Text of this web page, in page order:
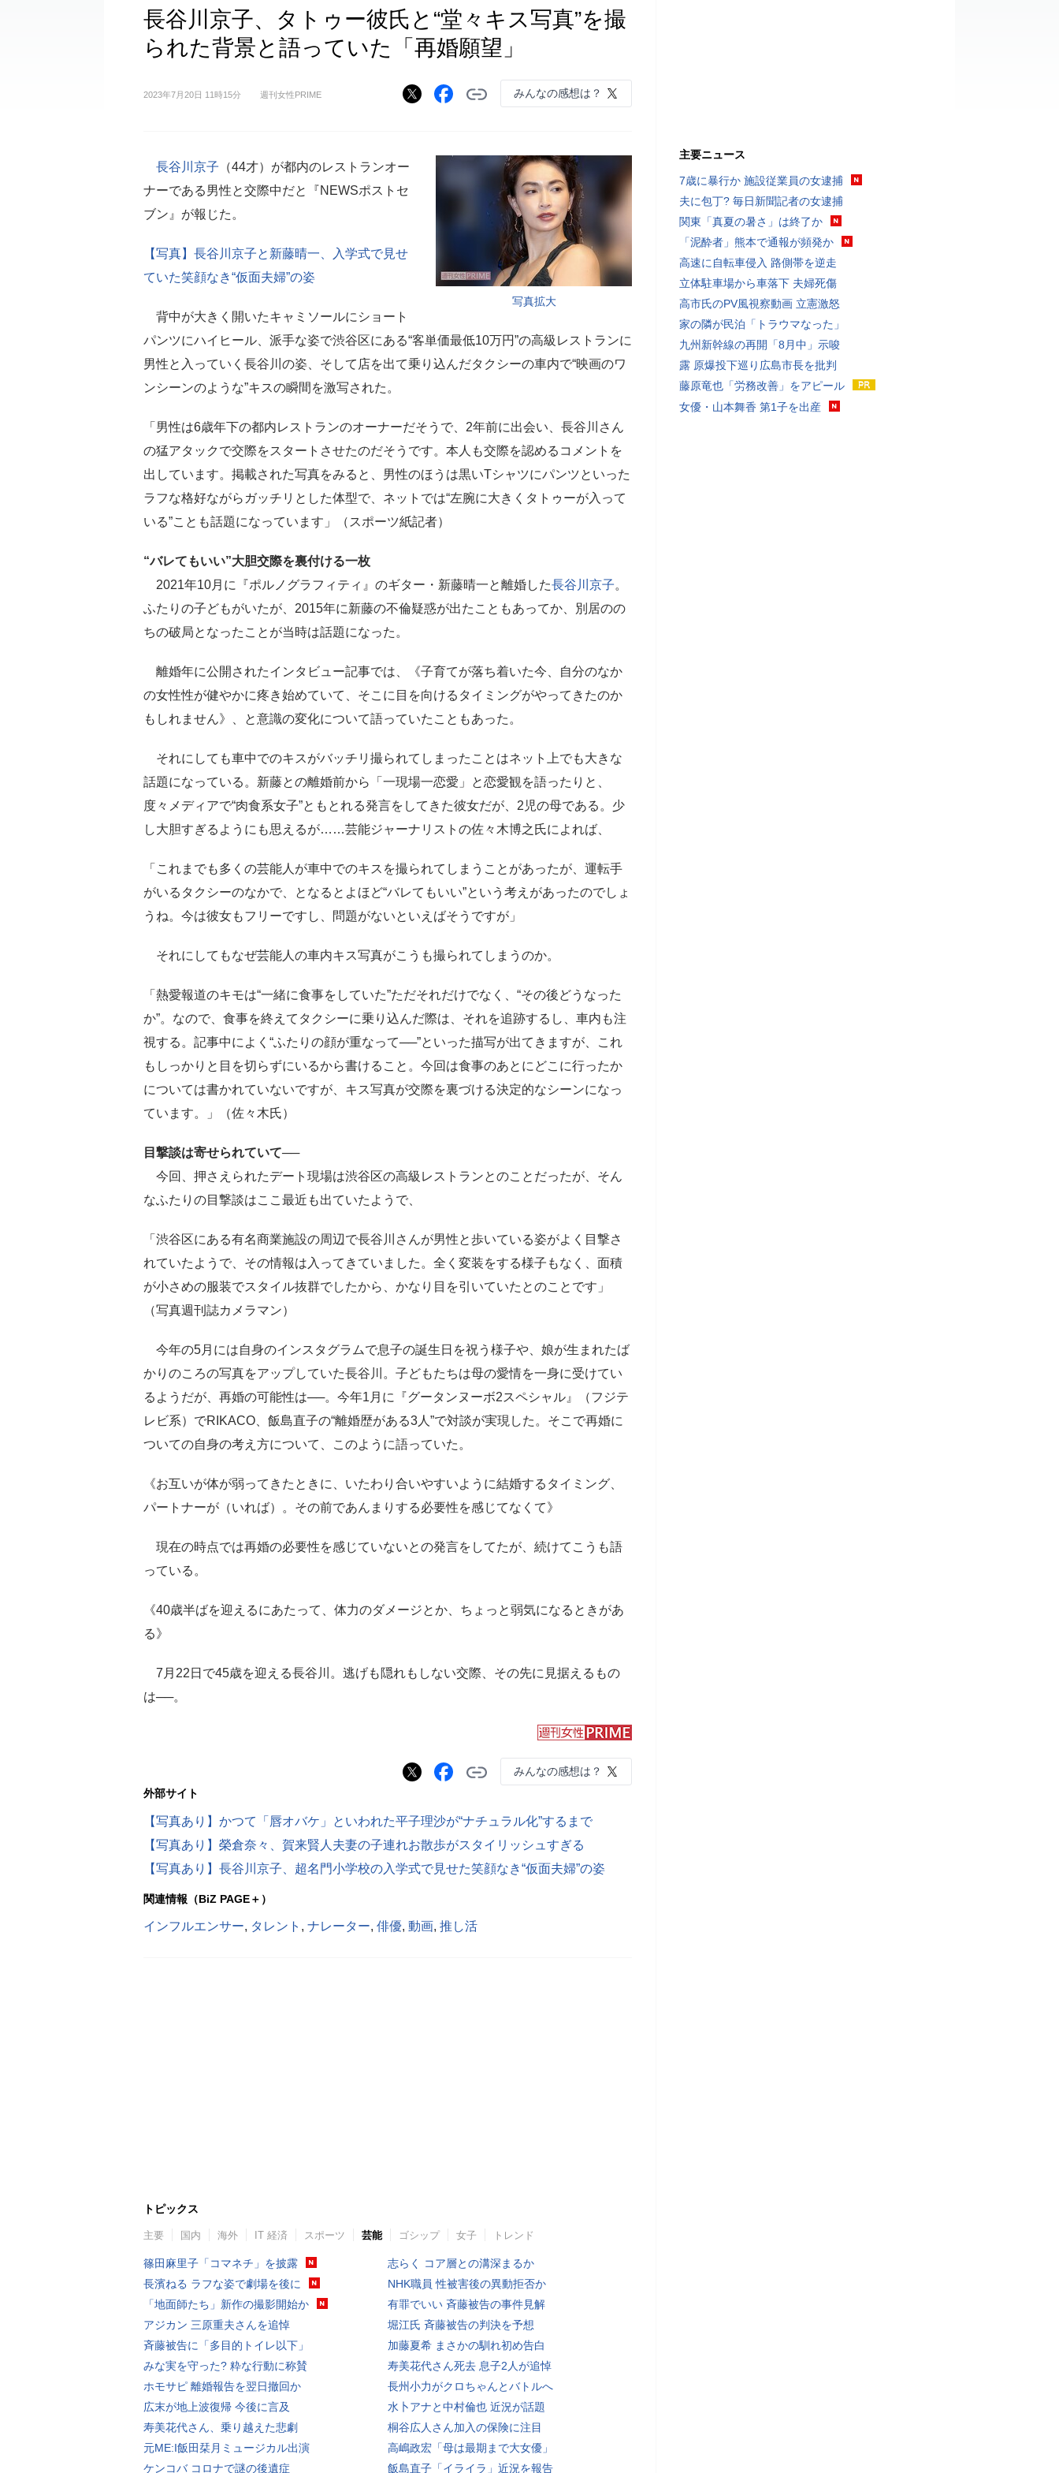
長谷川京子、タトゥー彼氏と“堂々キス写真”を撮
られた背景と語っていた「再婚願望」
2023年7月20日 11時15分 週刊女性PRIME みんなの感想は？
写真拡大
長谷川京子 （44才）が都内のレストランオー
ナーである男性と交際中だと『NEWSポストセ
ブン』が報じた。
【写真】長谷川京子と新藤晴一、入学式で見せ
ていた笑顔なき“仮面夫婦”の姿
背中が大きく開いたキャミソールにショート
パンツにハイヒール、派手な姿で渋谷区にある“客単価最低10万円”の高級レストランに
男性と入っていく長谷川の姿、そして店を出て乗り込んだタクシーの車内で“映画のワ
ンシーンのような”キスの瞬間を激写された。
「男性は6歳年下の都内レストランのオーナーだそうで、2年前に出会い、長谷川さん
の猛アタックで交際をスタートさせたのだそうです。本人も交際を認めるコメントを
出しています。掲載された写真をみると、男性のほうは黒いTシャツにパンツといった
ラフな格好ながらガッチリとした体型で、ネットでは“左腕に大きくタトゥーが入って
いる”ことも話題になっています」（スポーツ紙記者）
“バレてもいい”大胆交際を裏付ける一枚
2021年10月に『ポルノグラフィティ』のギター・新藤晴一と離婚した長谷川京子。
ふたりの子どもがいたが、2015年に新藤の不倫疑惑が出たこともあってか、別居のの
ちの破局となったことが当時は話題になった。
離婚年に公開されたインタビュー記事では、《子育てが落ち着いた今、自分のなか
の女性性が健やかに疼き始めていて、そこに目を向けるタイミングがやってきたのか
もしれません》、と意識の変化について語っていたこともあった。
それにしても車中でのキスがバッチリ撮られてしまったことはネット上でも大きな
話題になっている。新藤との離婚前から「一現場一恋愛」と恋愛観を語ったりと、
度々メディアで“肉食系女子”ともとれる発言をしてきた彼女だが、2児の母である。少
し大胆すぎるようにも思えるが……芸能ジャーナリストの佐々木博之氏によれば、
「これまでも多くの芸能人が車中でのキスを撮られてしまうことがあったが、運転手
がいるタクシーのなかで、となるとよほど“バレてもいい”という考えがあったのでしょ
うね。今は彼女もフリーですし、問題がないといえばそうですが」
それにしてもなぜ芸能人の車内キス写真がこうも撮られてしまうのか。
「熱愛報道のキモは“一緒に食事をしていた”ただそれだけでなく、“その後どうなった
か”。なので、食事を終えてタクシーに乗り込んだ際は、それを追跡するし、車内も注
視する。記事中によく“ふたりの顔が重なって──”といった描写が出てきますが、これ
もしっかりと目を切らずにいるから書けること。今回は食事のあとにどこに行ったか
については書かれていないですが、キス写真が交際を裏づける決定的なシーンになっ
ています。」（佐々木氏）
目撃談は寄せられていて──
今回、押さえられたデート現場は渋谷区の高級レストランとのことだったが、そん
なふたりの目撃談はここ最近も出ていたようで、
「渋谷区にある有名商業施設の周辺で長谷川さんが男性と歩いている姿がよく目撃さ
れていたようで、その情報は入ってきていました。全く変装をする様子もなく、面積
が小さめの服装でスタイル抜群でしたから、かなり目を引いていたとのことです」
（写真週刊誌カメラマン）
今年の5月には自身のインスタグラムで息子の誕生日を祝う様子や、娘が生まれたば
かりのころの写真をアップしていた長谷川。子どもたちは母の愛情を一身に受けてい
るようだが、再婚の可能性は──。今年1月に『グータンヌーボ2スペシャル』（フジテ
レビ系）でRIKACO、飯島直子の“離婚歴がある3人”で対談が実現した。そこで再婚に
ついての自身の考え方について、このように語っていた。
《お互いが体が弱ってきたときに、いたわり合いやすいように結婚するタイミング、
パートナーが（いれば）。その前であんまりする必要性を感じてなくて》
現在の時点では再婚の必要性を感じていないとの発言をしてたが、続けてこうも語
っている。
《40歳半ばを迎えるにあたって、体力のダメージとか、ちょっと弱気になるときがあ
る》
7月22日で45歳を迎える長谷川。逃げも隠れもしない交際、その先に見据えるもの
は──。
みんなの感想は？
外部サイト
【写真あり】かつて「唇オバケ」といわれた平子理沙が“ナチュラル化”するまで
【写真あり】榮倉奈々、賀来賢人夫妻の子連れお散歩がスタイリッシュすぎる
【写真あり】長谷川京子、超名門小学校の入学式で見せた笑顔なき“仮面夫婦”の姿
関連情報（BiZ PAGE＋）
インフルエンサー, タレント , ナレーター, 俳優, 動画, 推し活
トピックス
主要 国内 海外 IT 経済 スポーツ 芸能 ゴシップ 女子 トレンド
篠田麻里子「コマネチ」を披露
長濱ねる ラフな姿で劇場を後に
「地面師たち」新作の撮影開始か
アジカン 三原重夫さんを追悼
斉藤被告に「多目的トイレ以下」
みな実を守った? 粋な行動に称賛
ホモサピ 離婚報告を翌日撤回か
広末が地上波復帰 今後に言及
寿美花代さん、乗り越えた悲劇
元ME:I飯田栞月ミュージカル出演
ケンコバ コロナで謎の後遺症
志らく コア層との溝深まるか
NHK職員 性被害後の異動拒否か
有罪でいい 斉藤被告の事件見解
堀江氏 斉藤被告の判決を予想
加藤夏希 まさかの馴れ初め告白
寿美花代さん死去 息子2人が追悼
長州小力がクロちゃんとバトルへ
水卜アナと中村倫也 近況が話題
桐谷広人さん加入の保険に注目
高嶋政宏「母は最期まで大女優」
飯島直子「イライラ」近況を報告
主要ニュース
7歳に暴行か 施設従業員の女逮捕
夫に包丁? 毎日新聞記者の女逮捕
関東「真夏の暑さ」は終了か
「泥酔者」熊本で通報が頻発か
高速に自転車侵入 路側帯を逆走
立体駐車場から車落下 夫婦死傷
高市氏のPV風視察動画 立憲激怒
家の隣が民泊「トラウマなった」
九州新幹線の再開「8月中」示唆
露 原爆投下巡り広島市長を批判
藤原竜也「労務改善」をアピール
女優・山本舞香 第1子を出産